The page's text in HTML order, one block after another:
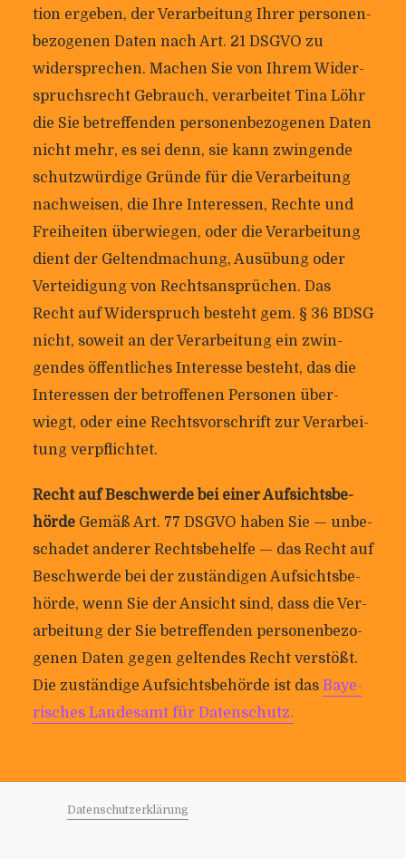
tion ergeben, der Ver­ar­bei­tung Ihrer per­so­nen­
be­zo­genen Daten nach Art. 21 DSGVO zu
wider­spre­chen. Machen Sie von Ihrem Wider­
spruchs­recht Gebrauch, ver­ar­beitet Tina Löhr
die Sie betref­fenden per­so­nen­be­zo­genen Daten
nicht mehr, es sei denn, sie kann zwin­gende
schutz­wür­dige Gründe für die Ver­ar­bei­tung
nach­weisen, die Ihre Inter­essen, Rechte und
Frei­heiten über­wiegen, oder die Ver­ar­bei­tung
dient der Gel­tend­ma­chung, Aus­übung oder
Ver­tei­di­gung von Rechts­an­sprü­chen. Das
Recht auf Wider­spruch besteht gem. § 36 BDSG
nicht, soweit an der Ver­ar­bei­tung ein zwin­
gendes öffent­li­ches Inter­esse besteht, das die
Inter­essen der betrof­fenen Per­sonen über­
wiegt, oder eine Rechts­vor­schrift zur Ver­ar­bei­
tung verpflichtet.
Recht auf Beschwerde bei einer Auf­sichts­be­
hörde Gemäß Art. 77 DSGVO haben Sie — unbe­
schadet anderer Rechts­be­helfe — das Recht auf
Beschwerde bei der zustän­digen Auf­sichts­be­
hörde, wenn Sie der Ansicht sind, dass die Ver­
ar­bei­tung der Sie betref­fenden per­so­nen­be­zo­
genen Daten gegen gel­tendes Recht ver­stößt.
Die zustän­dige Auf­sichts­be­hörde ist das Baye­
ri­sches Lan­desamt für Datenschutz.
Daten­schutz­er­klä­rung